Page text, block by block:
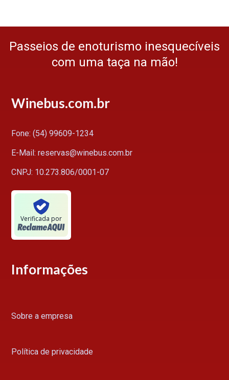
Passeios de enoturismo inesquecíveis
com uma taça na mão!
Winebus.com.br
Fone: (54) 99609-1234
E-Mail: reservas@winebus.com.br
CNPJ: 10.273.806/0001-07
Verificada por
Informações
Sobre a empresa
Política de privacidade